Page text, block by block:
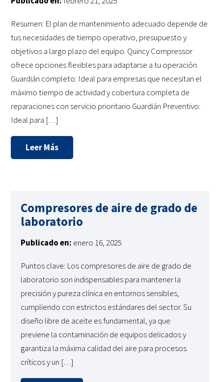
Resumen: El plan de mantenimiento adecuado depende de
tus necesidades de tiempo operativo, presupuesto y
objetivos a largo plazo del equipo. Quincy Compressor
ofrece opciones flexibles para adaptarse a tu operación.
Guardián completo: Ideal para empresas que necesitan el
máximo tiempo de actividad y cobertura completa de
reparaciones con servicio prioritario Guardián Preventivo:
Ideal para […]
Leer Más
Compresores de aire de grado de
laboratorio
Publicado en: enero 16, 2025
Puntos clave: Los compresores de aire de grado de
laboratorio son indispensables para mantener la
precisión y pureza clínica en entornos sensibles,
cumpliendo con estrictos estándares del sector. Su
diseño libre de aceite es fundamental, ya que
previene la contaminación de equipos delicados y
garantiza la máxima calidad del aire para procesos
críticos y un […]